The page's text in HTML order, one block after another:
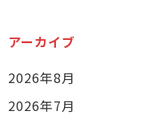
アーカイブ
2026年8月
2026年7月